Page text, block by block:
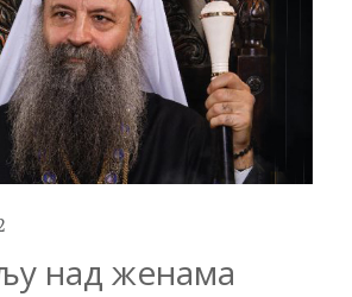
над женама